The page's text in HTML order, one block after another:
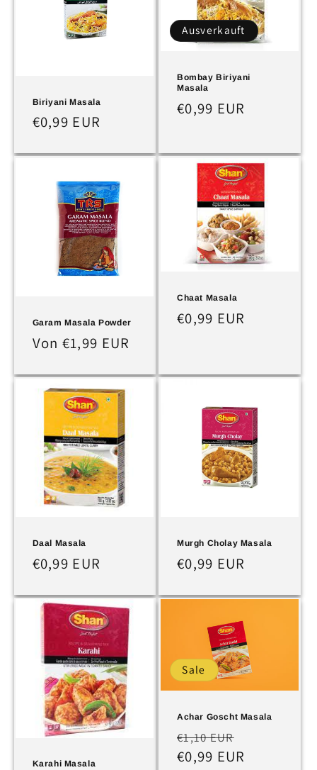
Biriyani Masala
Normaler
€0,99 EUR
Ausverkauft
Bombay Biriyani
Masala
Normaler
€0,99 EUR
Garam Masala Powder
Normaler
Von €1,99 EUR
Chaat Masala
Normaler
€0,99 EUR
Daal Masala
Normaler
€0,99 EUR
Murgh Cholay Masala
Normaler
€0,99 EUR
Karahi Masala
Sale
Achar Goscht Masala
Normaler
Preis
€1,10 EUR
€0,99 EUR